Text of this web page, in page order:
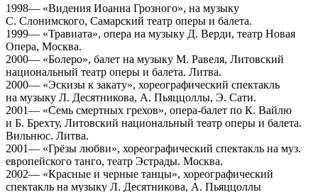
1998— «Видения Иоанна Грозного», на музыку
С. Слонимского, Самарский театр оперы и балета.
1999— «Травиата», опера на музыку Д. Верди, театр Новая
Опера, Москва.
2000— «Болеро», балет на музыку М. Равеля, Литовский
национальный театр оперы и балета. Литва.
2000— «Эскизы к закату», хореографический спектакль
на музыку Л. Десятникова, А. Пьяццоллы, Э. Сати.
2001— «Семь смертных грехов», опера-балет по К. Вайлю
и Б. Брехту, Литовский национальный театр оперы и балета.
Вильнюс. Литва.
2001— «Грёзы любви», хореографический спектакль на муз.
европейского танго, театр Эстрады. Москва.
2002— «Красные и черные танцы», хореографический
спектакль на музыку Л. Десятникова, А. Пьяццоллы